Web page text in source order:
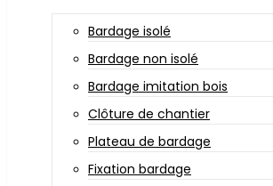
Bardage isolé
Bardage non isolé
Bardage imitation bois
Clôture de chantier
Plateau de bardage
Fixation bardage